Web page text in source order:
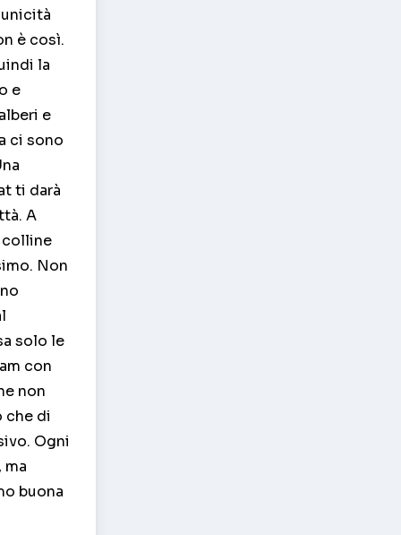
è così.
la
e
e
ci sono
ti darà
A
colline
Non
solo le
con
non
che di
Ogni
buona